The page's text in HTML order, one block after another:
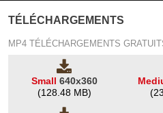
TÉLÉCHARGEMENTS
MP4 TÉLÉCHARGEMENTS
Small 640x360
(128.48 MB)